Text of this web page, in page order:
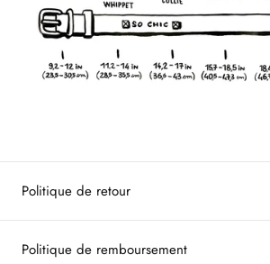
Politique de retour
Politique de remboursement